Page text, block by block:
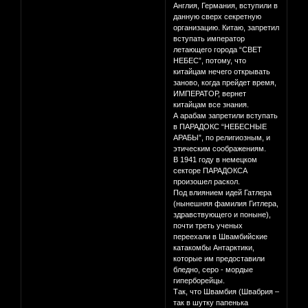
Англия, Германия, вступили в
данную сверх секретную
организацию. Китаю, запретил
вступать император
летающего города “СВЕТ
НЕБЕС”, потому, что
китайцам нечего открывать
заново, когда прейдет время,
ИМПЕРАТОР, вернет
китайцам все знания.
А арабам запретили вступать
в ПАРАДОКС “НЕБЕСНЫЕ
АРАБЫ”, по религиозным, и
этическим соображениям.
В 1941 году в немецком
секторе ПАРАДОКСА
произошел раскол.
Под влиянием идей Гатлера
(нынешняя фамилия Гитлера,
здравствующего и поныне),
почти треть ученых
переехали в Швамбийские
катакомбы Антарктики,
которые им предоставили
бледно, серо - мордые
гиперборейцы.
Так, что Швамбия (Швабрия –
так в шутку папенька